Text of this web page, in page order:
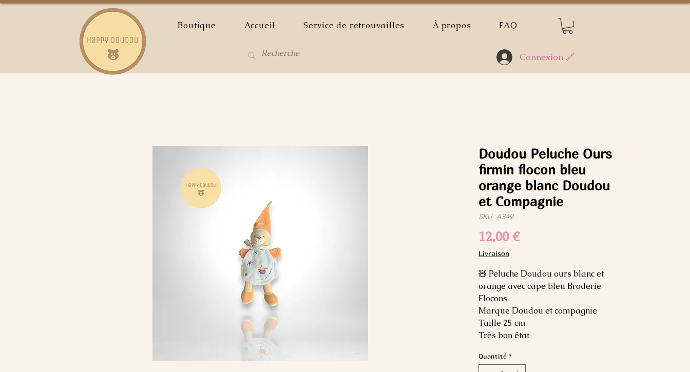
Boutique Accueil Service de retrouvailles À propos FAQ
Connexion 🔗
Doudou Peluche Ours
firmin flocon bleu
orange blanc Doudou
et Compagnie
SKU : A349
12,00 €Prix
Livraison
🧸 Peluche Doudou ours blanc et
orange avec cape bleu Broderie
Flocons
Marque Doudou et compagnie
Taille 25 cm
Très bon état
Quantité *